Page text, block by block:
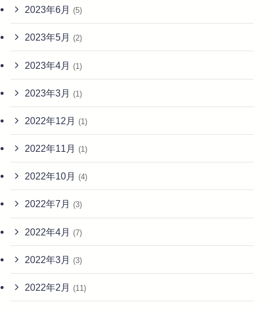
2023年6月 (5)
2023年5月 (2)
2023年4月 (1)
2023年3月 (1)
2022年12月 (1)
2022年11月 (1)
2022年10月 (4)
2022年7月 (3)
2022年4月 (7)
2022年3月 (3)
2022年2月 (11)